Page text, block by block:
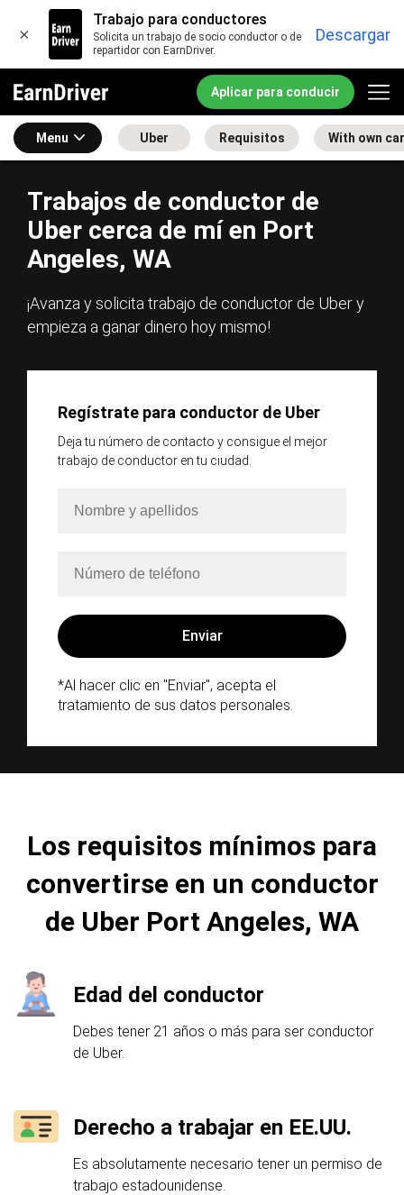
×
Trabajo para conductores
Solicita un trabajo de socio conductor o de
repartidor con EarnDriver.
Descargar
Aplicar para conducir
Menu Uber Requisitos With own car
Trabajos de conductor de
Uber cerca de mí en Port
Angeles, WA
¡Avanza y solicita trabajo de conductor de Uber y
empieza a ganar dinero hoy mismo!
Regístrate para conductor de Uber
Deja tu número de contacto y consigue el mejor
trabajo de conductor en tu ciudad.
*Al hacer clic en "Enviar", acepta el
tratamiento de sus datos personales.
Los requisitos mínimos para
convertirse en un conductor
de Uber Port Angeles, WA
Edad del conductor
Debes tener 21 años o más para ser conductor
de Uber.
Derecho a trabajar en EE.UU.
Es absolutamente necesario tener un permiso de
trabajo estadounidense.